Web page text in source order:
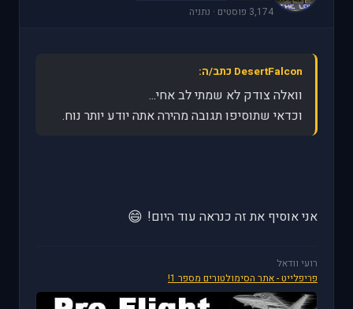
3,174 פוסטים · נתניה
DesertFalcon כתב/ה:
וואלה צודק לא שמתי לב אחי...
וכדאי שתוסיפו תגובה מהירה אתה יודע יותר נוח.
אני אוסיף את זה כנראה עוד היום! 😄
רועי וודאל
פריפלייט - אתר הסימולטורים מספר 1!